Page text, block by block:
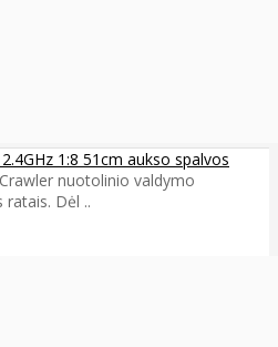
1:8 51cm aukso spalvos
nuotolinio valdymo
Dėl ..